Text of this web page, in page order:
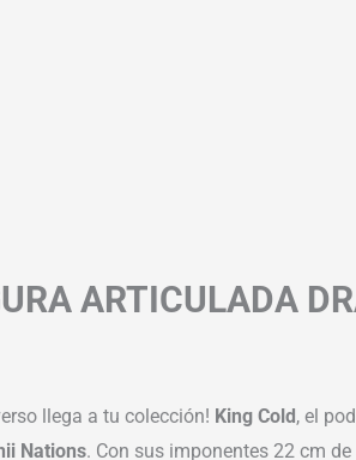
ARTICULADA
llega a tu colección! King Cold, el
Nations. Con sus imponentes 22 cm